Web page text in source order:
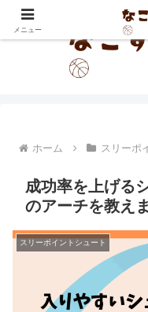
ホーム スリーポ
成功率を上げる
のアーチを教え
スリーポイントシュート
メニュー